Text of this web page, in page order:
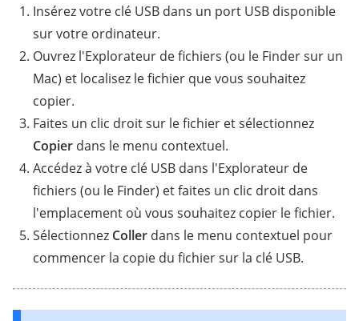
Insérez votre clé USB dans un port USB disponible
sur votre ordinateur.
Ouvrez l'Explorateur de fichiers (ou le Finder sur un
Mac) et localisez le fichier que vous souhaitez
copier.
Faites un clic droit sur le fichier et sélectionnez
Copier dans le menu contextuel.
Accédez à votre clé USB dans l'Explorateur de
fichiers (ou le Finder) et faites un clic droit dans
l'emplacement où vous souhaitez copier le fichier.
Sélectionnez Coller dans le menu contextuel pour
commencer la copie du fichier sur la clé USB.